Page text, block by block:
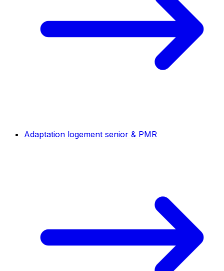
Adaptation logement senior & PMR